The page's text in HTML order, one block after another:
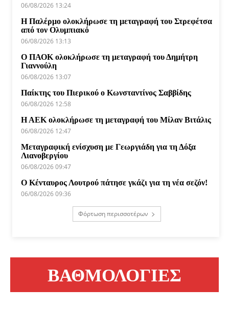
06/08/2026 13:24
Η Παλέρμο ολοκλήρωσε τη μεταγραφή του Στρεφέτσα
από τον Ολυμπιακό
06/08/2026 13:13
Ο ΠΑΟΚ ολοκλήρωσε τη μεταγραφή του Δημήτρη
Γιαννούλη
06/08/2026 13:07
Παίκτης του Πιερικού ο Κωνσταντίνος Σαββίδης
06/08/2026 12:58
Η ΑΕΚ ολοκλήρωσε τη μεταγραφή του Μίλαν Βιτάλις
06/08/2026 12:47
Μεταγραφική ενίσχυση με Γεωργιάδη για τη Δόξα
Λιανοβεργίου
06/08/2026 09:47
Ο Κένταυρος Λουτρού πάτησε γκάζι για τη νέα σεζόν!
06/08/2026 09:36
Φόρτωση περισσοτέρων
ΒΑΘΜΟΛΟΓΙΕΣ